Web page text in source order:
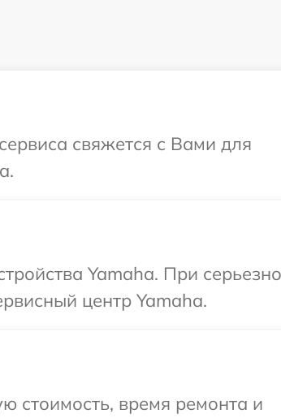
свяжется с Вами для
Yamaha. При
центр Yamaha.
стоимость, время ремонта и